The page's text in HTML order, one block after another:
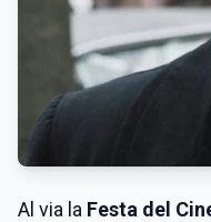
Al via la Festa del